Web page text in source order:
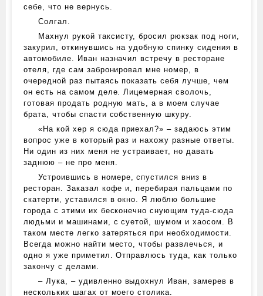
себе, что не вернусь.
Солгал.
Махнул рукой таксисту, бросил рюкзак под ноги,
закурил, откинувшись на удобную спинку сидения в
автомобиле. Иван назначил встречу в ресторане
отеля, где сам забронировал мне номер, в
очередной раз пытаясь показать себя лучше, чем
он есть на самом деле. Лицемерная сволочь,
готовая продать родную мать, а в моем случае
брата, чтобы спасти собственную шкуру.
«На кой хер я сюда приехал?» – задаюсь этим
вопрос уже в который раз и нахожу разные ответы.
Ни один из них меня не устраивает, но давать
заднюю – не про меня.
Устроившись в номере, спустился вниз в
ресторан. Заказал кофе и, перебирая пальцами по
скатерти, уставился в окно. Я люблю большие
города с этими их бесконечно снующим туда-сюда
людьми и машинами, с суетой, шумом и хаосом. В
таком месте легко затеряться при необходимости.
Всегда можно найти место, чтобы развлечься, и
одно я уже приметил. Отправлюсь туда, как только
закончу с делами.
– Лука, – удивленно выдохнул Иван, замерев в
нескольких шагах от моего столика.